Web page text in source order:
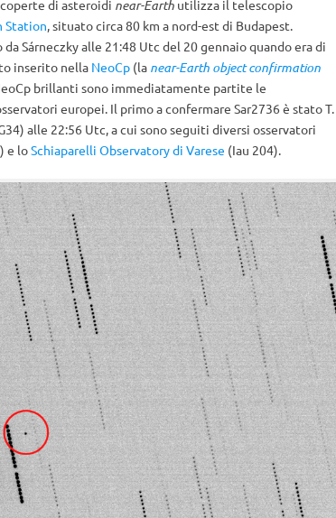
di asteroidi near-Earthutilizza il telescopio
Station, situato circa 80 km a nord-est di Budapest.
Sárneczky alle 21:48 Utc del 20 gennaio quando era di
inserito nella NeoCp(la near-Earth object confirmation
brillanti sono immediatamente partite le
europei. Il primo a confermare Sar2736 è stato T.
alle 22:56 Utc, a cui sono seguiti diversi osservatori
e loSchiaparelli Observatory di Varese (Iau 204).